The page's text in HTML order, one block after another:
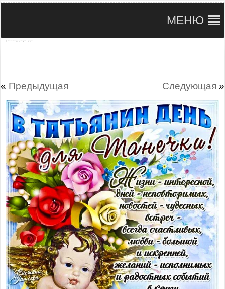
МЕНЮ
« Предыдущая Следующая »